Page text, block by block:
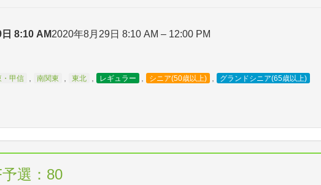
8:10 AM2020年8月29日 8:10 AM – 12:00 PM
・甲信 南関東 東北 レギュラー シニア(50歳以上) グランドシニア(65歳以上)
選：80